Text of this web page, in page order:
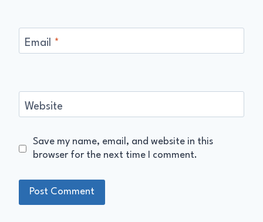
Email *
Website
Save my name, email, and website in this
browser for the next time I comment.